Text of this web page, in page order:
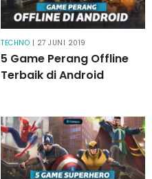
TECHNO | 27 JUNI 2019
5 Game Perang Offline
Terbaik di Android